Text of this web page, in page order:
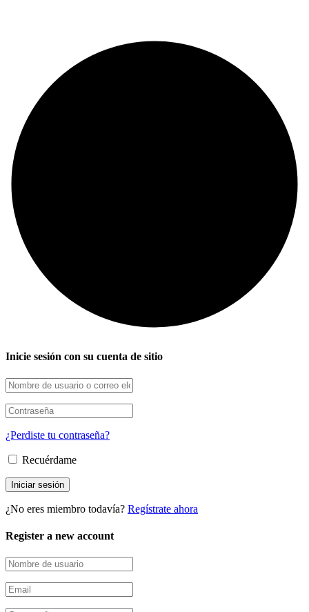
Inicie sesión con su cuenta de sitio
¿Perdiste tu contraseña?
Recuérdame
¿No eres miembro todavía? Regístrate ahora
Register a new account